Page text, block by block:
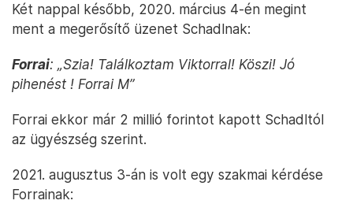
Két nappal később, 2020. március 4-én megint
ment a megerősítő üzenet Schadlnak:
Forrai: „Szia! Találkoztam Viktorral! Köszi! Jó
pihenést ! Forrai M”
Forrai ekkor már 2 millió forintot kapott Schadltól
az ügyészség szerint.
2021. augusztus 3-án is volt egy szakmai kérdése
Forrainak: